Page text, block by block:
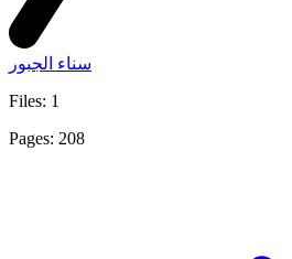
سناء الجبور
Files: 1
Pages: 208